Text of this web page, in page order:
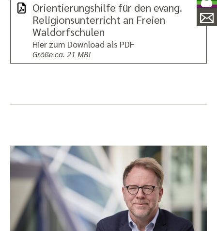
Orientierungshilfe für den evang.
Religionsunterricht an Freien
Waldorfschulen
Hier zum Download als PDF
Größe ca. 21 MB!